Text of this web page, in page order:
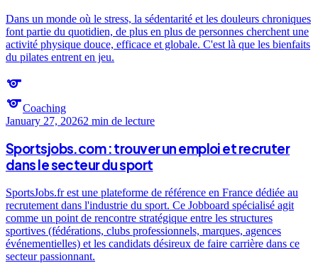
Dans un monde où le stress, la sédentarité et les douleurs chroniques
font partie du quotidien, de plus en plus de personnes cherchent une
activité physique douce, efficace et globale. C'est là que les bienfaits
du pilates entrent en jeu.
sports
sportsCoaching
January 27, 20262 min de lecture
Sportsjobs.com : trouver un emploi et recruter
dans le secteur du sport
SportsJobs.fr est une plateforme de référence en France dédiée au
recrutement dans l'industrie du sport. Ce Jobboard spécialisé agit
comme un point de rencontre stratégique entre les structures
sportives (fédérations, clubs professionnels, marques, agences
événementielles) et les candidats désireux de faire carrière dans ce
secteur passionnant.